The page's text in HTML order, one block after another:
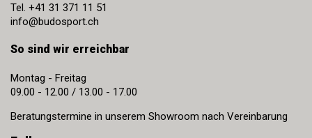
Tel. +41 31 371 11 51
info@budosport.ch
So sind wir erreichbar
Montag - Freitag
09.00 - 12.00 / 13.00 - 17.00
Beratungstermine in unserem Showroom nach Vereinbarung